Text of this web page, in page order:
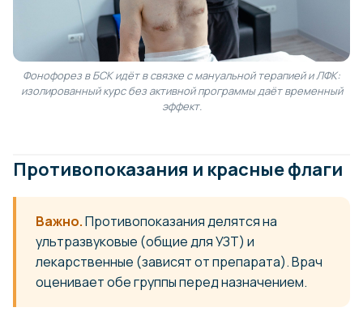
Фонофорез в БСК идёт в связке с мануальной терапией и ЛФК:
изолированный курс без активной программы даёт временный
эффект.
Противопоказания и красные флаги
Важно.Противопоказания делятся на
ультразвуковые (общие для УЗТ) и
лекарственные (зависят от препарата). Врач
оценивает обе группы перед назначением.